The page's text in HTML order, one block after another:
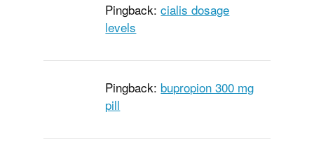
Pingback:cialis dosage
levels
Pingback: bupropion 300 mg
pill